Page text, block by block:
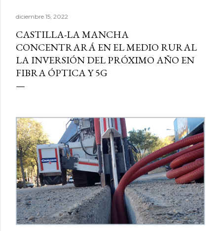
diciembre 15, 2022
CASTILLA-LA MANCHA
CONCENTRARÁ EN EL MEDIO RURAL
LA INVERSIÓN DEL PRÓXIMO AÑO EN
FIBRA ÓPTICA Y 5G